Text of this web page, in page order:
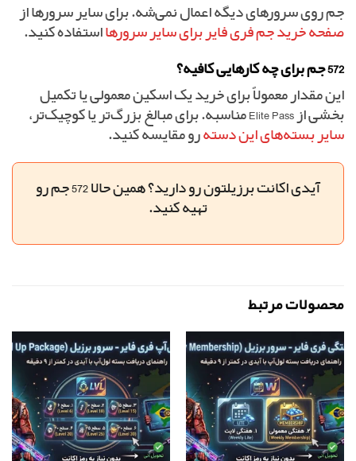
جم روی سرورهای دیگه اعمال نمی‌شه. برای سایر سرورها از
صفحه خرید جم فری فایر برای سایر سرورهااستفاده کنید.
572 جم برای چه کارهایی کافیه؟
این مقدار معمولاً برای خرید یک اسکین معمولی یا تکمیل
بخشی از Elite Pass مناسبه. برای مبالغ بزرگ‌تر یا کوچیک‌تر،
سایر بسته‌های این دستهرو مقایسه کنید.
آیدی اکانت برزیلتون رو دارید؟ همین حالا 572 جم رو
تهیه کنید.
محصولات مرتبط